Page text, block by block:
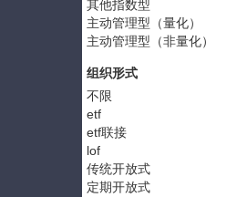
其他指数型
主动管理型（量化）
主动管理型（非量化）
组织形式
不限
etf
etf联接
lof
传统开放式
定期开放式